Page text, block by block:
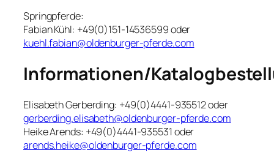
Springpferde:
Fabian Kühl: +49(0)151-14536599 oder
kuehl.fabian@oldenburger-pferde.com
Informationen/
Elisabeth Gerberding: +49(0)4441-935512 oder
gerberding.elisabeth@oldenburger-pferde.com
Heike Arends: +49(0)4441-935531 oder
arends.heike@oldenburger-pferde.com